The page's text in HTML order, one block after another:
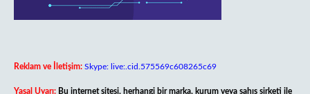
Reklam ve İletişim: Skype: live:.cid.575569c608265c69
Yasal Uyarı: Bu internet sitesi, herhangi bir marka, kurum veya şahıs şirketi ile